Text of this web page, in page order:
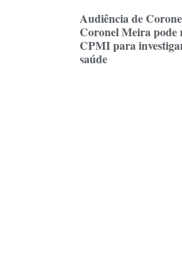
Audiência de
Coronel Meira pode
CPMI para
saúde